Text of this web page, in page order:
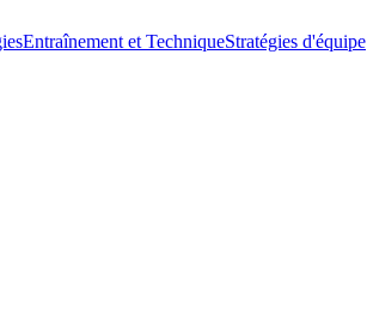
Entraînement et TechniqueStratégies d'équipe